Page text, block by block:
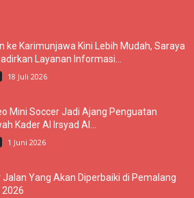
ke Karimunjawa Kini Lebih Mudah, Saraya
Layanan Informasi...
18 Juli 2026
Mini Soccer Jadi Ajang Penguatan
Kader Al Irsyad Al...
1 Juni 2026
Jalan Yang Akan Diperbaiki di Pemalang
2026